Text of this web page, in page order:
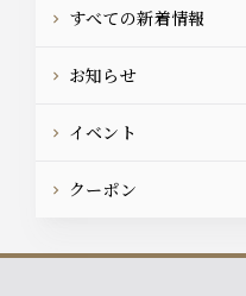
すべての新着情報
お知らせ
イベント
クーポン